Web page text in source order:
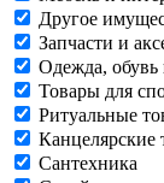
Другое
Запчасти и
Одежда, обувь
Товары для
Ритуальные
Канцелярские
Сантехника